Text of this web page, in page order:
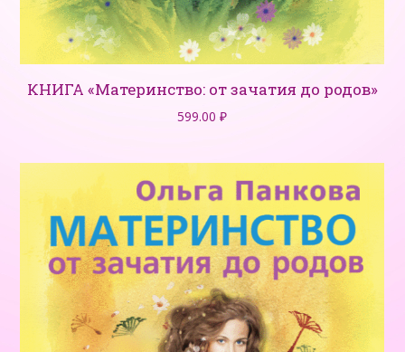
КНИГА «Материнство: от зачатия до родов»
599.00 ₽